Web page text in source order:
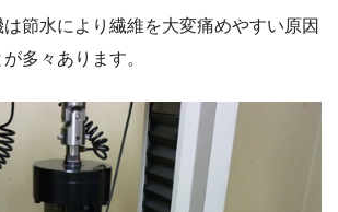
は節水により繊維を大変痛めやすい原因
多々あります。